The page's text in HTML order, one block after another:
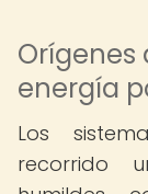
Orígenes
energía
Los
recorrido